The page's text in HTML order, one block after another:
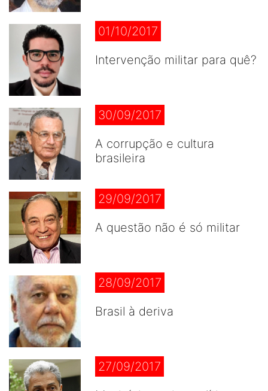
01/10/2017
Intervenção militar para quê?
30/09/2017
A corrupção e cultura
brasileira
29/09/2017
A questão não é só militar
28/09/2017
Brasil à deriva
27/09/2017